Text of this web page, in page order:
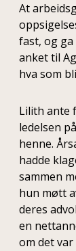
At
fast, og
anket til
hva som
Lilith ante
ledelsen
henne.
hadde
sammen
hun møtt
deres
en
om det